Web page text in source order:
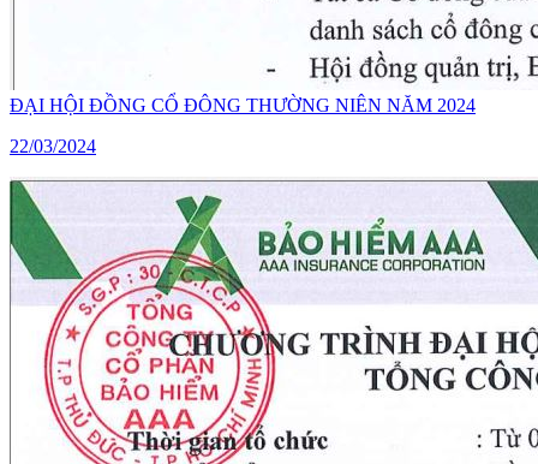
ĐẠI HỘI ĐỒNG CỔ ĐÔNG THƯỜNG NIÊN NĂM 2024
22/03/2024